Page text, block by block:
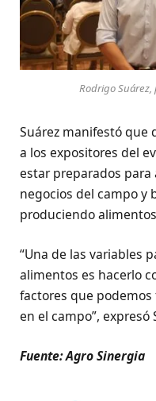
Rodrigo Suárez,
Suárez manifestó que
a los expositores del
estar preparados
negocios del campo y
produciendo
“Una de las variables
alimentos es hacerlo
factores que
en el campo”, expresó
Fuente: Agro Sinergia